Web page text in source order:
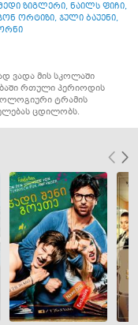
ზიგლერი, ნაილს ფიჩი,
ორტიზი, ჯული ბაუენი,
ვადა მის სკოლაში
რთული პერიოდის
ტრამის
ცდილობს.